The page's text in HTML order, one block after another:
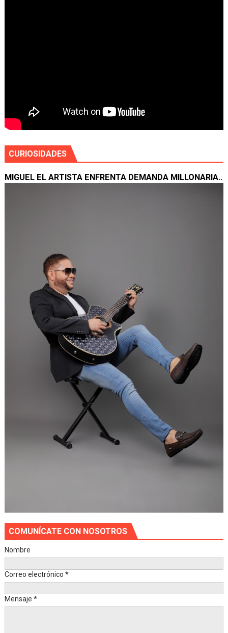
CURIOSIDADES
MIGUEL EL ARTISTA ENFRENTA DEMANDA MILLONARIA..
COMUNÍCATE CON NOSOTROS
Nombre
Correo electrónico *
Mensaje *